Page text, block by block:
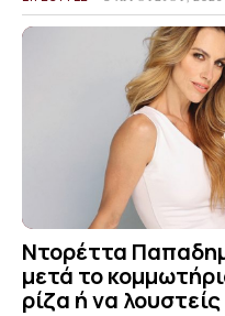
Ντορέττα
μετά το
ρίζα ή να